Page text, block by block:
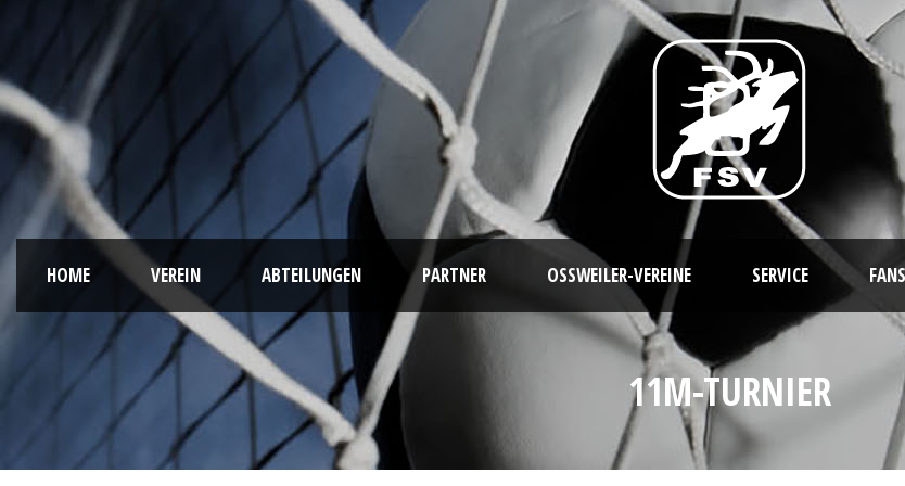
HOME VEREIN ABTEILUNGEN PARTNER OSSWEILER-VEREINE SERVICE
11M-TURNIER